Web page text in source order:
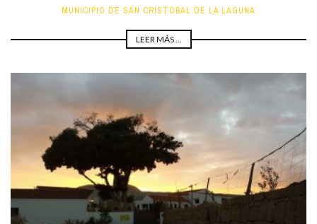
MUNICIPIO DE SAN CRISTÓBAL DE LA LAGUNA
LEER MÁS ...